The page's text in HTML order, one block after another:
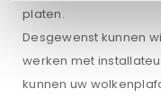
platen.
Desgewenst kunnen
werken met
kunnen uw